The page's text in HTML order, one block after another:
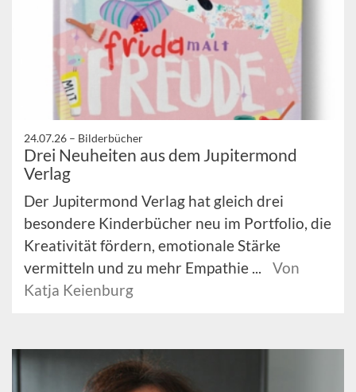
24.07.26 – Bilderbücher
Drei Neuheiten aus dem Jupitermond
Verlag
Der Jupitermond Verlag hat gleich drei
besondere Kinderbücher neu im Portfolio, die
Kreativität fördern, emotionale Stärke
vermitteln und zu mehr Empathie ...
Von
Katja Keienburg